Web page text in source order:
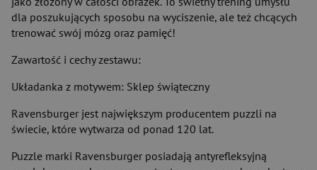
dla poszukujących sposobu na wyciszenie, ale też chcących
trenować swój mózg oraz pamięć!
Zawartość i cechy zestawu:
Układanka z motywem: Sklep świąteczny
Ravensburger jest największym producentem puzzli na
świecie, które wytwarza od ponad 120 lat.
Puzzle marki Ravensburger posiadają antyrefleksyjną